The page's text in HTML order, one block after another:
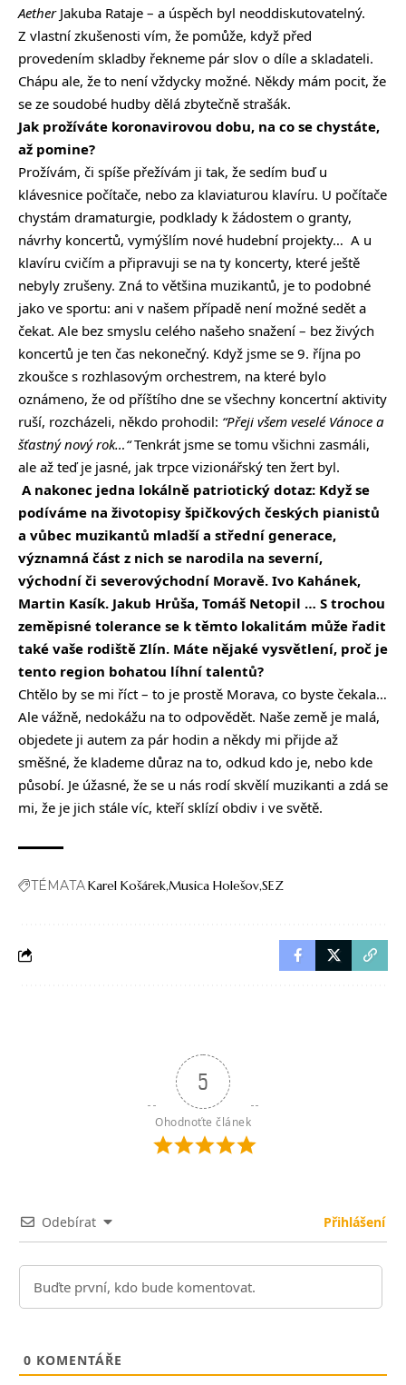
AetherJakuba Rataje – a úspěch byl neoddiskutovatelný.
Z vlastní zkušenosti vím, že pomůže, když před
provedením skladby řekneme pár slov o díle a skladateli.
Chápu ale, že to není vždycky možné. Někdy mám pocit, že
se ze soudobé hudby dělá zbytečně strašák.
Jak prožíváte koronavirovou dobu, na co se chystáte,
až pomine?
Prožívám, či spíše přežívám ji tak, že sedím buď u
klávesnice počítače, nebo za klaviaturou klavíru. U počítače
chystám dramaturgie, podklady k žádostem o granty,
návrhy koncertů, vymýšlím nové hudební projekty… A u
klavíru cvičím a připravuji se na ty koncerty, které ještě
nebyly zrušeny. Zná to většina muzikantů, je to podobné
jako ve sportu: ani v našem případě není možné sedět a
čekat. Ale bez smyslu celého našeho snažení – bez živých
koncertů je ten čas nekonečný. Když jsme se 9. října po
zkoušce s rozhlasovým orchestrem, na které bylo
oznámeno, že od příštího dne se všechny koncertní aktivity
ruší, rozcházeli, někdo prohodil: “Přeji všem veselé Vánoce a
šťastný nový rok…“Tenkrát jsme se tomu všichni zasmáli,
ale až teď je jasné, jak trpce vizionářský ten žert byl.
A nakonec jedna lokálně patriotický dotaz: Když se
podíváme na životopisy špičkových českých pianistů
a vůbec muzikantů mladší a střední generace,
významná část z nich se narodila na severní,
východní či severovýchodní Moravě. Ivo Kahánek,
Martin Kasík. Jakub Hrůša, Tomáš Netopil … S trochou
zeměpisné tolerance se k těmto lokalitám může řadit
také vaše rodiště Zlín. Máte nějaké vysvětlení, proč je
tento region bohatou líhní talentů?
Chtělo by se mi říct – to je prostě Morava, co byste čekala…
Ale vážně, nedokážu na to odpovědět. Naše země je malá,
objedete ji autem za pár hodin a někdy mi přijde až
směšné, že klademe důraz na to, odkud kdo je, nebo kde
působí. Je úžasné, že se u nás rodí skvělí muzikanti a zdá se
mi, že je jich stále víc, kteří sklízí obdiv i ve světě.
TÉMATAKarel KošárekMusica HolešovSEZ
5
Ohodnoťte článek
Odebírat Přihlášení
0 KOMENTÁŘE